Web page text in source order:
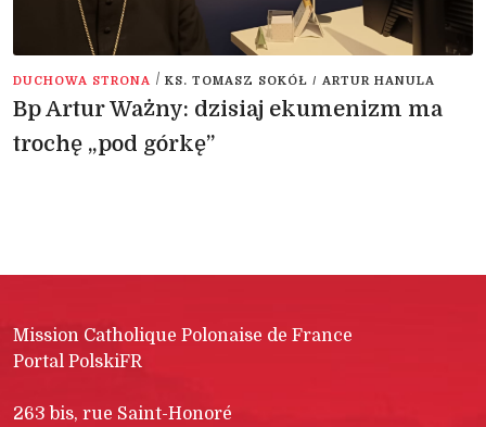
DUCHOWA STRONA / KS. TOMASZ SOKÓŁ / ARTUR HANULA
Bp Artur Ważny: dzisiaj ekumenizm ma
trochę „pod górkę”
Mission Catholique Polonaise de France
Portal PolskiFR
263 bis, rue Saint-Honoré